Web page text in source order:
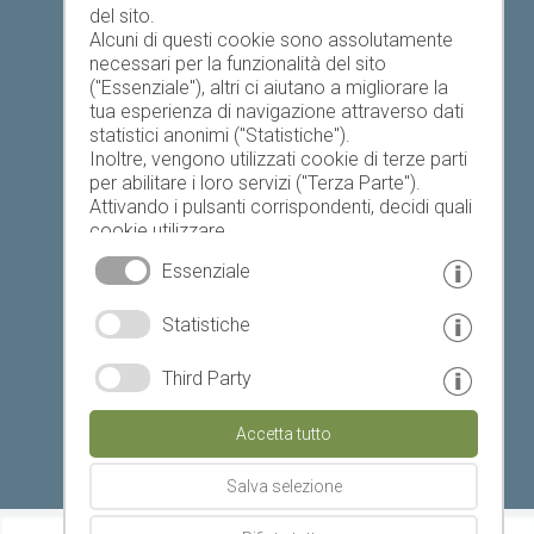
Oggi Domani lunedì
17 °C 33 °C 19 °C 33 °C 19 °C 33 °C
© www.drescher.it - Webdesign in Alto Adige
colofone
stampa questa pagina
del sito.
Alcuni di questi cookie sono assolutamente
necessari per la funzionalità del sito
("Essenziale"), altri ci aiutano a migliorare la
tua esperienza di navigazione attraverso dati
statistici anonimi ("Statistiche").
Inoltre, vengono utilizzati cookie di terze parti
per abilitare i loro servizi ("Terza Parte").
Attivando i pulsanti corrispondenti, decidi quali
cookie utilizzare.
Cliccando su "Accetta tutto", "Salva selezione"
o "Rifiuta selezione", dichiari di consentire l'uso
Il tuo consenso Puoi revocarlo in qualsiasi
Essenziale
Statistiche
Third Party
Accetta tutto
Salva selezione